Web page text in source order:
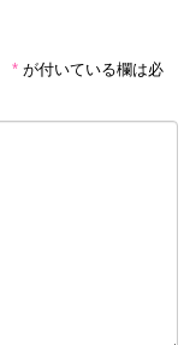
* が付いている欄は必